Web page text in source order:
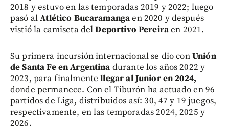
2018 y estuvo en las temporadas 2019 y 2022; luego
pasó alAtlético Bucaramangaen 2020 y después
vistió la camiseta delDeportivo Pereiraen 2021.
Su primera incursión internacional se dio conUnión
de Santa Fe en Argentina durante los años 2022 y
2023, para finalmente llegar al Junior en 2024,
donde permanece. Con el Tiburón ha actuado en 96
partidos de Liga, distribuidos así: 30, 47 y 19 juegos,
respectivamente, en las temporadas 2024, 2025 y
2026.